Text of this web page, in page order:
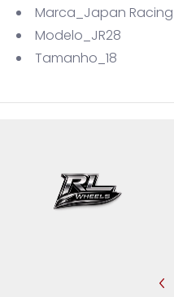
Marca_Japan Racing
Modelo_JR28
Tamanho_18